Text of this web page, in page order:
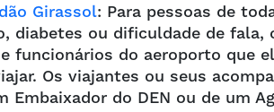
Girassol: Para pessoas de
diabetes ou dificuldade de fala,
funcionários do aeroporto que
Os viajantes ou seus
Embaixador do DEN ou de um